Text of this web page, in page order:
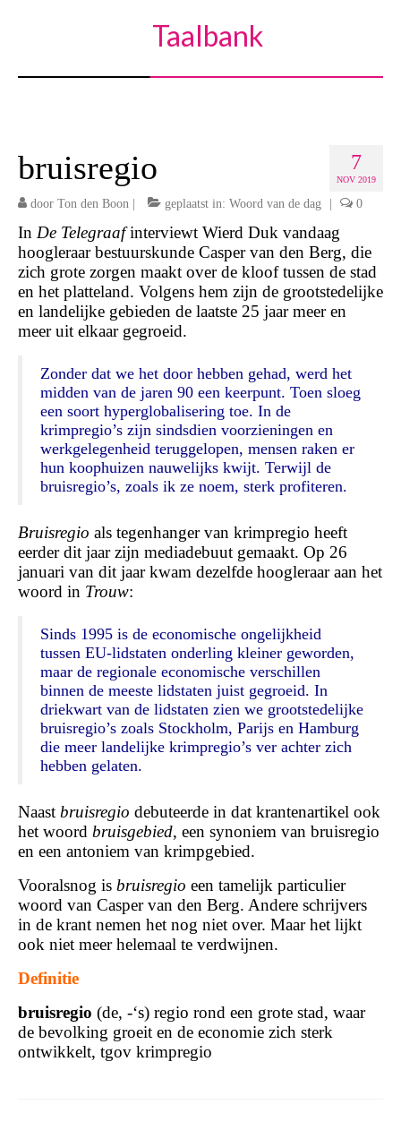
Taalbank
7
NOV 2019
bruisregio
door Ton den Boon geplaatst in: Woord van de dag 0
In De Telegraafinterviewt Wierd Duk vandaag
hoogleraar bestuurskunde Casper van den Berg, die
zich grote zorgen maakt over de kloof tussen de stad
en het platteland. Volgens hem zijn de grootstedelijke
en landelijke gebieden de laatste 25 jaar meer en
meer uit elkaar gegroeid.
Zonder dat we het door hebben gehad, werd het
midden van de jaren 90 een keerpunt. Toen sloeg
een soort hyperglobalisering toe. In de
krimpregio’s zijn sindsdien voorzieningen en
werkgelegenheid teruggelopen, mensen raken er
hun koophuizen nauwelijks kwijt. Terwijl de
bruisregio’s, zoals ik ze noem, sterk profiteren.
Bruisregio als tegenhanger van krimpregio heeft
eerder dit jaar zijn mediadebuut gemaakt. Op 26
januari van dit jaar kwam dezelfde hoogleraar aan het
woord in Trouw:
Sinds 1995 is de economische ongelijkheid
tussen EU-lidstaten onderling kleiner geworden,
maar de regionale economische verschillen
binnen de meeste lidstaten juist gegroeid. In
driekwart van de lidstaten zien we grootstedelijke
bruisregio’s zoals Stockholm, Parijs en Hamburg
die meer landelijke krimp­regio’s ver achter zich
hebben gelaten.
Naast bruisregio debuteerde in dat krantenartikel ook
het woord bruisgebied, een synoniem van bruisregio
en een antoniem van krimpgebied.
Vooralsnog is bruisregio een tamelijk particulier
woord van Casper van den Berg. Andere schrijvers
in de krant nemen het nog niet over. Maar het lijkt
ook niet meer helemaal te verdwijnen.
Definitie
bruisregio (de, -‘s) regio rond een grote stad, waar
de bevolking groeit en de economie zich sterk
ontwikkelt, tgov krimpregio